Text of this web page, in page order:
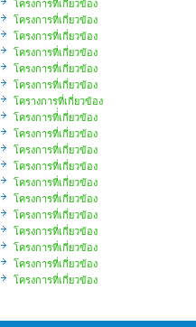
โครงการที่เกี่ยวข้อง
โครงการที่เกี่ยวข้อง
โครงการที่เกี่ยวข้อง
โครงการที่เกี่ยวข้อง
โครงการที่เกี่ยวข้อง
โครงการที่เกี่ยวข้อง
โครางการที่เกี่ยวข้อง
โครงการที่่เกี่ยวข้อง
โครงการที่เกี่ยวข้อง
โครงการที่เกี่ยวข้อง
โครงการที่เกี่ยวข้อง
โครงการที่เกี่ยวข้อง
โครงการที่เกี่ยวข้อง
โครงการที่เกี่ยวข้อง
โครงการที่เกี่ยวข้อง
โครงการที่เกี่ยวข้อง
โครงการที่เกี่ยวข้อง
โครงการที่เกี่ยวข้อง